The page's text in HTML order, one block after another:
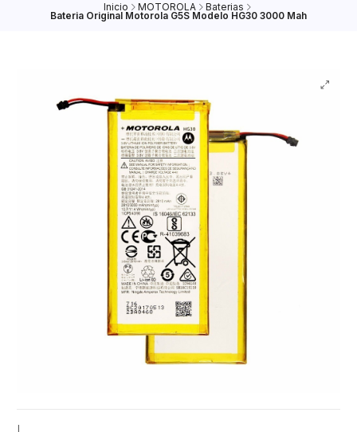
Inicio MOTOROLA Baterias
Bateria Original Motorola G5S Modelo HG30 3000 Mah